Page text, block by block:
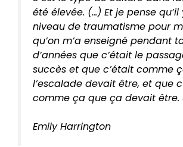
été élevée. (…) Et je pense
niveau de traumatisme pour
qu’on m’a enseigné pendant
d’années que c’était le
succès et que c’était comme
l’escalade devait être, et que
comme ça que ça devait être.
Emily Harrington